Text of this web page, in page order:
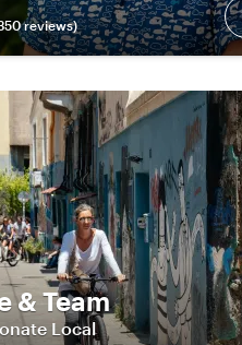
reviews)
& Team
Local